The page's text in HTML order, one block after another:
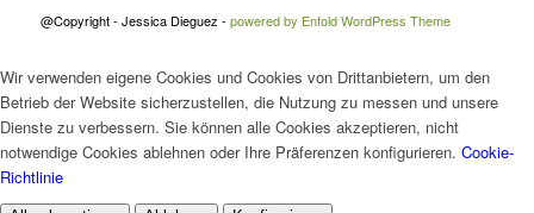
@Copyright - Jessica Dieguez - powered by Enfold WordPress Theme
Wir verwenden eigene Cookies und Cookies von Drittanbietern, um den
Betrieb der Website sicherzustellen, die Nutzung zu messen und unsere
Dienste zu verbessern. Sie können alle Cookies akzeptieren, nicht
notwendige Cookies ablehnen oder Ihre Präferenzen konfigurieren. Cookie-
Richtlinie